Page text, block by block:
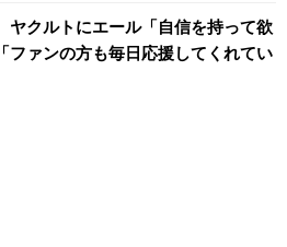
ヤクルトにエール「自信を持って欲
ファンの方も毎日応援してくれてい